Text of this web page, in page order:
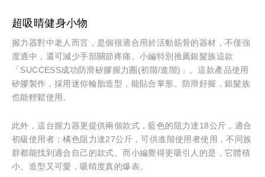
超吸晴健身小物
握力器對中老人而言，是個很適合用於活動筋骨的器材，不僅強
度適中，還可減少手部關節疼痛。小編特別推薦銀髮族這款
「SUCCESS成功防滑矽膠握力圈(初階/進階)」。這款產品使用
矽膠製作，採用迷你輪胎造型，能貼合掌形、防滑好握，銀髮族
也能輕鬆使用。
此外，這台握力器更提供兩個款式，藍色的阻力達18公斤，適合
初級使用者；橘色阻力達27公斤，可供進階使用者使用，不同族
群都能找到適合自己的款式。而小編覺得更吸引人的是，它體積
小、造型又可愛，吸晴度真的爆表。